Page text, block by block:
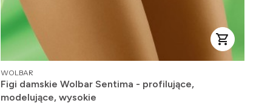
PRODUCENT
WOLBAR
Figi damskie Wolbar Sentima - profilujące,
modelujące, wysokie